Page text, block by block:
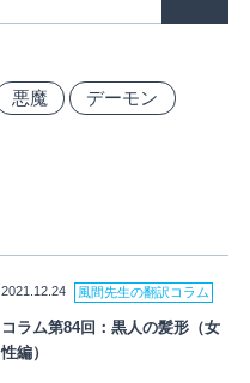
悪魔 デーモン
2021.12.24 風間先生の翻訳コラム
コラム第84回：黒人の髪形（女
性編）